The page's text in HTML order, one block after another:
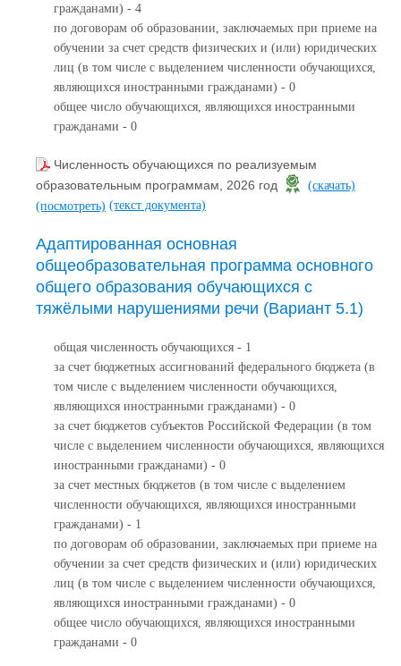
гражданами) - 4
по договорам об образовании, заключаемых при приеме на
обучении за счет средств физических и (или) юридических
лиц (в том числе с выделением численности обучающихся,
являющихся иностранными гражданами) - 0
общее число обучающихся, являющихся иностранными
гражданами - 0
Численность обучающихся по реализуемым
образовательным программам, 2026 год
(скачать)
(посмотреть) (текст документа)
Адаптированная основная
общеобразовательная программа основного
общего образования обучающихся с
тяжёлыми нарушениями речи (Вариант 5.1)
общая численность обучающихся - 1
за счет бюджетных ассигнований федерального бюджета (в
том числе с выделением численности обучающихся,
являющихся иностранными гражданами) - 0
за счет бюджетов субъектов Российской Федерации (в том
числе с выделением численности обучающихся, являющихся
иностранными гражданами) - 0
за счет местных бюджетов (в том числе с выделением
численности обучающихся, являющихся иностранными
гражданами) - 1
по договорам об образовании, заключаемых при приеме на
обучении за счет средств физических и (или) юридических
лиц (в том числе с выделением численности обучающихся,
являющихся иностранными гражданами) - 0
общее число обучающихся, являющихся иностранными
гражданами - 0